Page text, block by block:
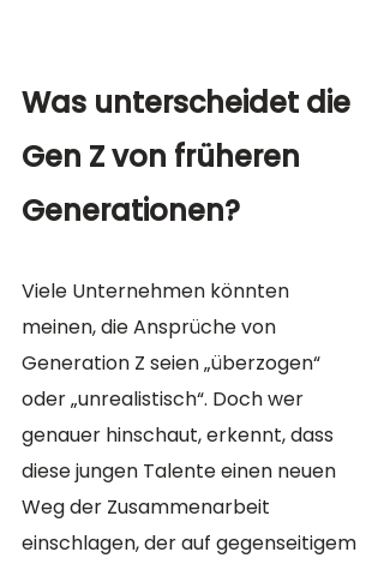
Was unterscheidet die
Gen Z von früheren
Generationen?
Viele Unternehmen könnten
meinen, die Ansprüche von
Generation Z seien „überzogen“
oder „unrealistisch“. Doch wer
genauer hinschaut, erkennt, dass
diese jungen Talente einen neuen
Weg der Zusammenarbeit
einschlagen, der auf gegenseitigem